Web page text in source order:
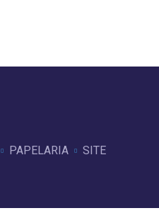
PAPELARIA SITE